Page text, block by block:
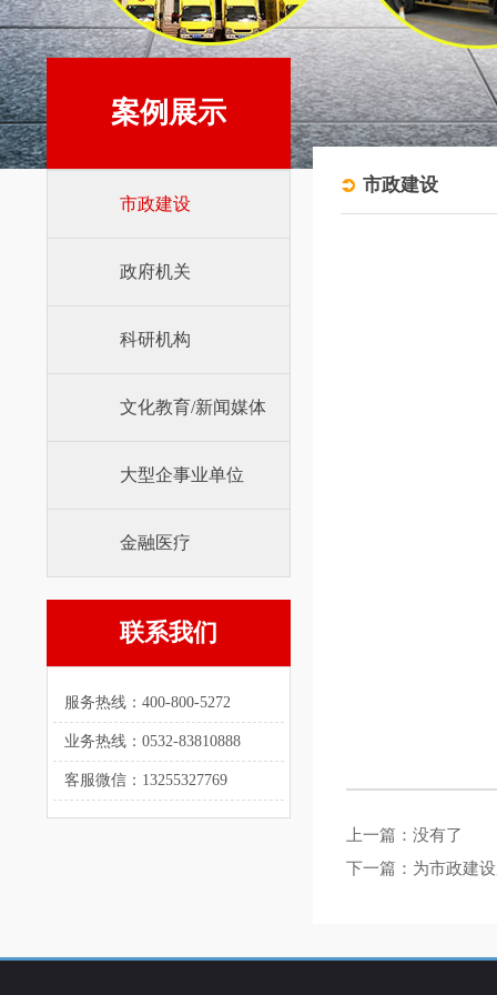
案例展示
市政建设
政府机关
科研机构
文化教育/新闻媒体
大型企事业单位
金融医疗
联系我们
服务热线：400-800-5272
业务热线：0532-83810888
客服微信：13255327769
市政建设
上一篇：没有了
下一篇： 为市政建